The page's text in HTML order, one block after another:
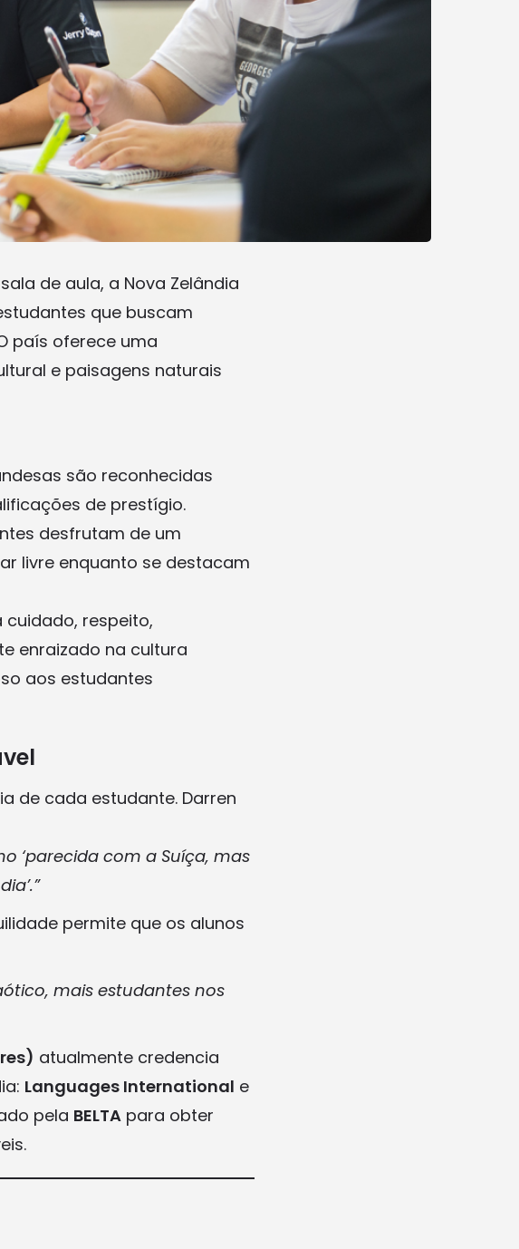
de aula, a Nova Zelândia
que buscam
país oferece uma
e paisagens naturais
são reconhecidas
de prestígio.
desfrutam de um
livre enquanto se destacam
cuidado, respeito,
enraizado na cultura
aos estudantes
de cada estudante. Darren
‘parecida com a Suíça, mas
permite que os alunos
mais estudantes nos
atualmente credencia
Languages International e
pela BELTA para obter